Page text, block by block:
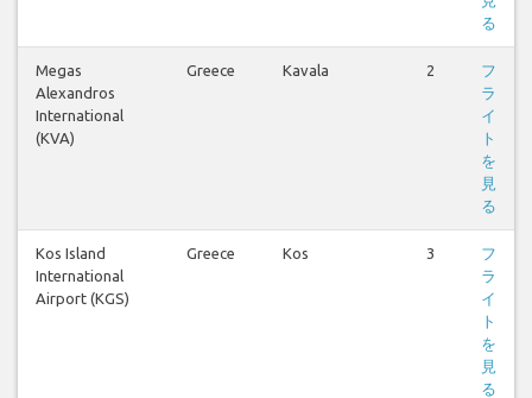
る
Megas
Alexandros
International
(KVA)
Greece Kavala 2
フ
ラ
イ
ト
を
見
る
Kos Island
International
Airport (KGS)
Greece Kos 3
フ
ラ
イ
ト
を
見
る